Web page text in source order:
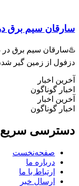
سیم برق در
سیم برق در
زمین گیر شدن ۲ سارق سیم برق
اخبار
گوناگون
اخبار
گوناگون
سریع
صفحه‌نخست
درباره ما
ارتباط با ما
ارسال خبر